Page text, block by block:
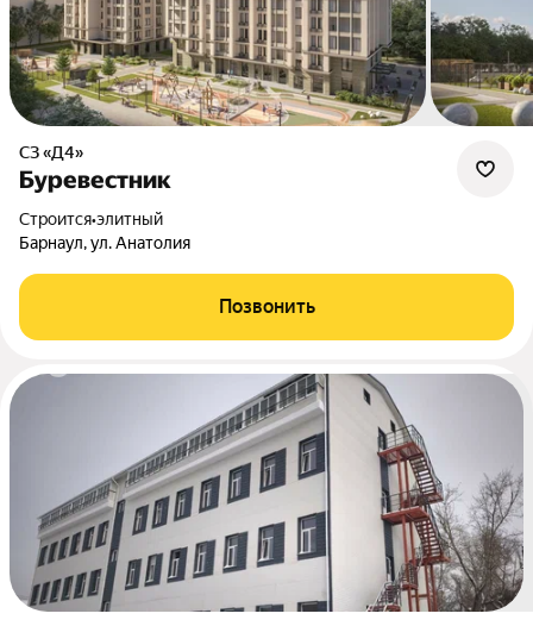
СЗ «Д4»
Буревестник
Строится•элитный
Барнаул, ул. Анатолия
Позвонить